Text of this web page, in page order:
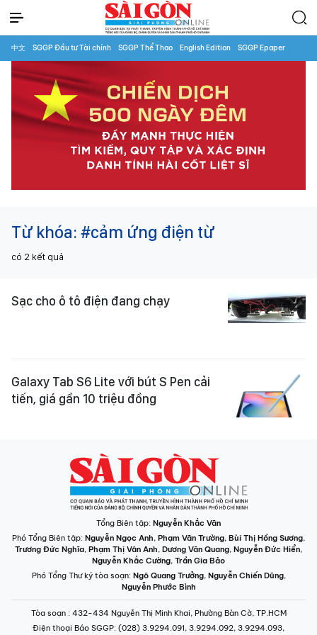
中文 SGGP Đầu tư Tài chính SGGP Thể Thao English Edition SGGP Epaper
Từ khóa: #cảm ứng điện từ
có 2 kết quả
Sạc cho ô tô điện đang chạy
Galaxy Tab S6 Lite với bút S Pen cải
tiến, giá gần 10 triệu đồng
Tổng Biên tập: Nguyễn Khắc Văn
Phó Tổng Biên tập: Nguyễn Ngọc Anh, Phạm Văn Trường, Bùi Thị Hồng Sương,
Trương Đức Nghĩa, Phạm Thị Vân Anh, Dương Văn Quang, Nguyễn Đức Hiển,
Nguyễn Khắc Cường, Trần Gia Bảo
Phó Tổng Thư ký tòa soạn: Ngô Quang Trưởng, Nguyễn Chiến Dũng,
Nguyễn Phước Bình
Tòa soạn : 432-434 Nguyễn Thị Minh Khai, Phường Bàn Cờ, TP.HCM
Điện thoại Báo SGGP: (028) 3.9294.091, 3.9294.092, 3.9294.093,